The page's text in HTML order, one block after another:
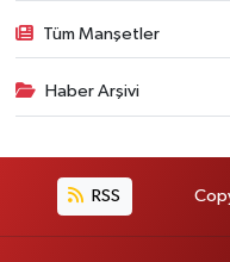
Tüm Manşetler
Haber Arşivi
RSS